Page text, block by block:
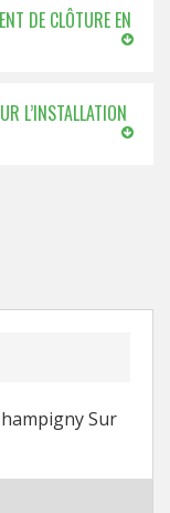
DE CLÔTURE EN
L’INSTALLATION
Sur